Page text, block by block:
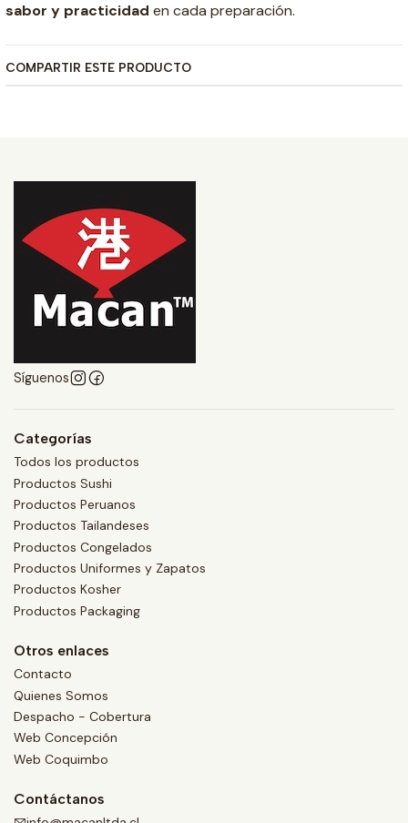
sabor y practicidad en cada preparación.
COMPARTIR ESTE PRODUCTO
Síguenos
Categorías
Todos los productos
Productos Sushi
Productos Peruanos
Productos Tailandeses
Productos Congelados
Productos Uniformes y Zapatos
Productos Kosher
Productos Packaging
Otros enlaces
Contacto
Quienes Somos
Despacho - Cobertura
Web Concepción
Web Coquimbo
Contáctanos